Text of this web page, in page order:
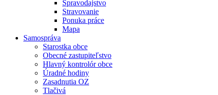
Spravodajstvo
Stravovanie
Ponuka práce
Mapa
Samospráva
Starostka obce
Obecné zastupiteľstvo
Hlavný kontrolór obce
Úradné hodiny
Zasadnutia OZ
Tlačivá